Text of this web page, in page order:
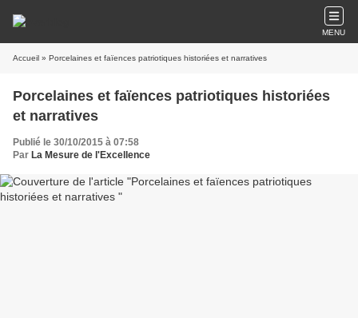
MENU
Accueil » Porcelaines et faïences patriotiques historiées et narratives
Porcelaines et faïences patriotiques historiées
et narratives
Publié le 30/10/2015 à 07:58
Par La Mesure de l'Excellence